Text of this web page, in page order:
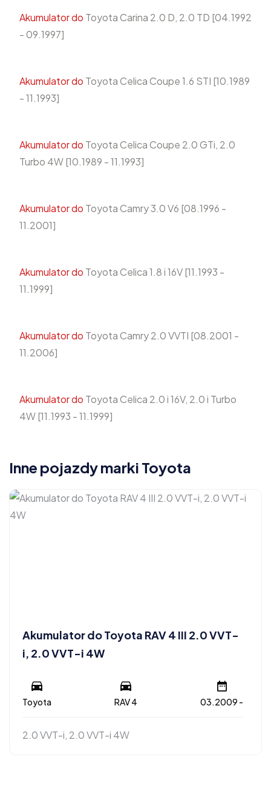
Akumulator do Toyota Carina 2.0 D, 2.0 TD [04.1992
- 09.1997]
Akumulator do Toyota Celica Coupe 1.6 STI [10.1989
- 11.1993]
Akumulator do Toyota Celica Coupe 2.0 GTi, 2.0
Turbo 4W [10.1989 - 11.1993]
Akumulator do Toyota Camry 3.0 V6 [08.1996 -
11.2001]
Akumulator do Toyota Celica 1.8 i 16V [11.1993 -
11.1999]
Akumulator do Toyota Camry 2.0 VVTI [08.2001 -
11.2006]
Akumulator do Toyota Celica 2.0 i 16V, 2.0 i Turbo
4W [11.1993 - 11.1999]
Inne pojazdy marki Toyota
Akumulator do Toyota RAV 4 III 2.0 VVT-
i, 2.0 VVT-i 4W
Toyota RAV 4 03.2009 -
2.0 VVT-i, 2.0 VVT-i 4W